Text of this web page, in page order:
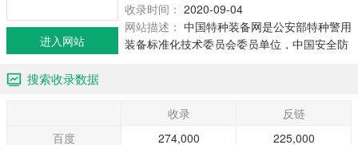
收录时间： 2020-09-04
网站描述： 中国特种装备网是公安部特种警用
装备标准化技术委员会委员单位，中国安全防
进入网站
搜索收录数据
收录
反链
百度
274,000
225,000